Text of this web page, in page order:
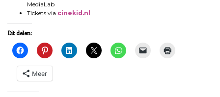
MediaLab
Tickets via cinekid.nl
Dit delen:
Meer